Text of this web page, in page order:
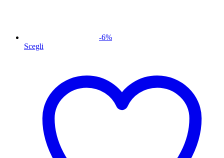
-6%
Scegli